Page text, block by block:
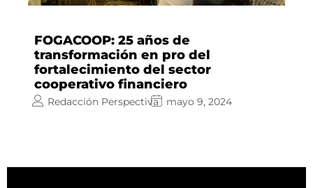
FOGACOOP: 25 años de
transformación en pro del
fortalecimiento del sector
cooperativo financiero
Redacción Perspectiva mayo 9, 2024